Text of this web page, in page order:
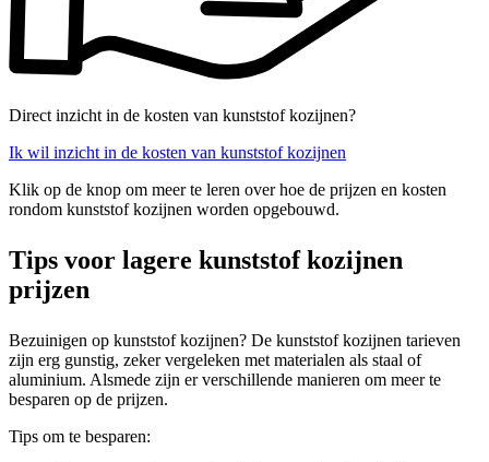
Direct inzicht in de kosten van kunststof kozijnen?
Ik wil inzicht in de kosten van kunststof kozijnen
Klik op de knop om meer te leren over hoe de prijzen en kosten
rondom kunststof kozijnen worden opgebouwd.
Tips voor lagere kunststof kozijnen
prijzen
Bezuinigen op kunststof kozijnen? De kunststof kozijnen tarieven
zijn erg gunstig, zeker vergeleken met materialen als staal of
aluminium. Alsmede zijn er verschillende manieren om meer te
besparen op de prijzen.
Tips om te besparen: